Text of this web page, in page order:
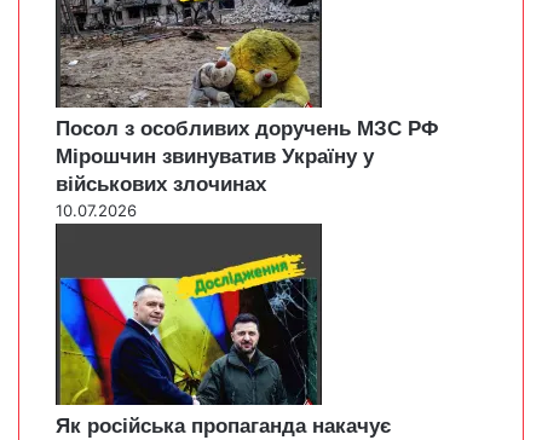
Посол з особливих доручень МЗС РФ
Мірошчин звинуватив Україну у
військових злочинах
10.07.2026
Як російська пропаганда накачує